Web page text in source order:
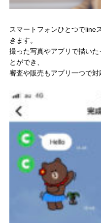
スマートフォンひとつでline
きます。
撮った写真やアプリで描い
とができ、
審査や販売もアプリ一つで対